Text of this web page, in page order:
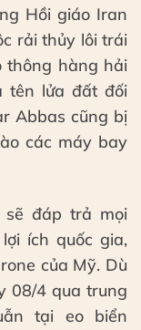
Hồi giáo Iran
rải thủy lôi trái
thông hàng hải
tên lửa đất đối
Abbas cũng bị
các máy bay
sẽ đáp trả mọi
ích quốc gia,
của Mỹ. Dù
08/4 qua trung
tại eo biển